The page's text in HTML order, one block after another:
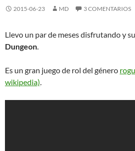
2015-06-23 MD 3 COMENTARIOS
Llevo un par de meses disfrutando y
Dungeon.
Es un gran juego de rol del género
wikipedia).